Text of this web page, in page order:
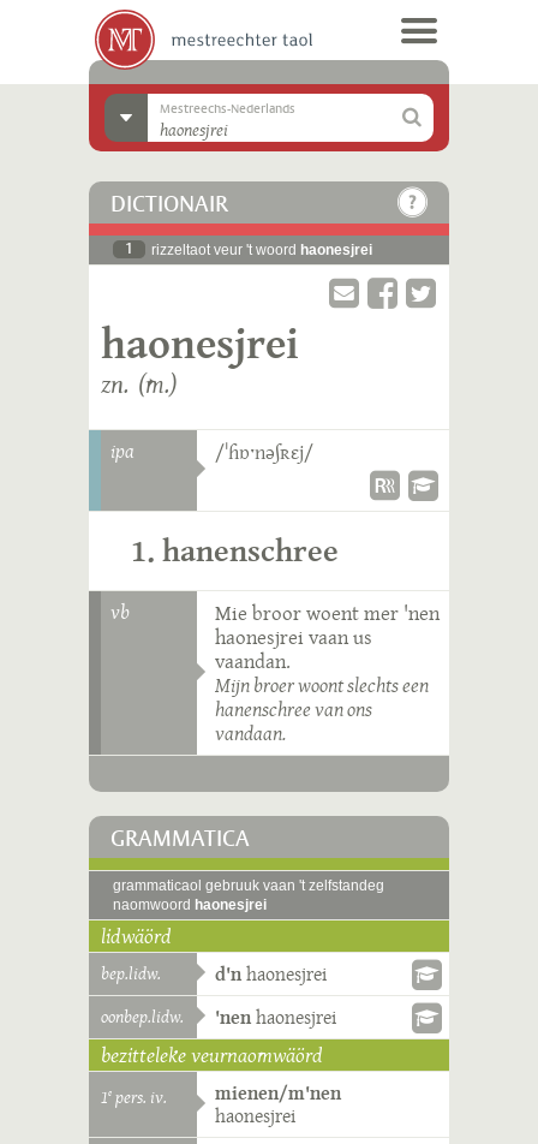
Mestreechs-Nederlands
DICTIONAIR
1 rizzeltaot veur 't woord haonesjrei
haonesjrei
zn. (m.)
ipa /ˈɦɒˑnəʃʀɛj/
1. hanenschree
vb
Mie broor woent mer 'nen
haonesjrei vaan us
vaandan.
Mijn broer woont slechts een
hanenschree van ons
vandaan.
GRAMMATICA
grammaticaol gebruuk vaan 't zelfstandeg
naomwoord haonesjrei
lidwäörd
bep.lidw. d'nhaonesjrei
oonbep.lidw. 'nenhaonesjrei
bezitteleke veurnaomwäörd
1e pers. iv.
mienen/m'nen
haonesjrei